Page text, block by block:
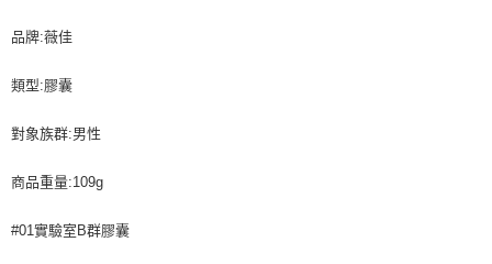
品牌:薇佳
類型:膠囊
對象族群:男性
商品重量:109g
#01實驗室B群膠囊